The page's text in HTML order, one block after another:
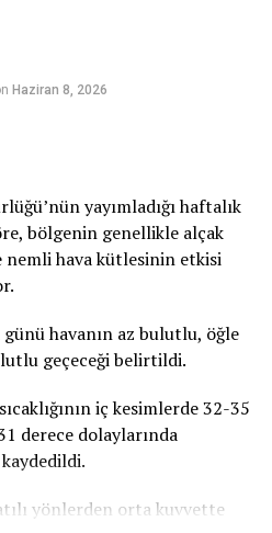
her katkının büyük önem
siyaset üstüdür, gelecek
Yapılacak her bağış,
her yardım eli,
geleceğine atılmış bir
ediyoruz” dedi.
Eğitim Verilecek
kaynakçılık,
oto elektrik, oto kaporta,
KKTC’nin mesleki
sağlaması ve
artırması hedefleniyor.
Haziran 8, 2026
yayımladığı haftalık
bölgenin genellikle alçak
nemli hava kütlesinin etkisi
havanın az bulutlu, öğle
geçeceği belirtildi.
iç kesimlerde 32-35
derece dolaylarında
yönlerden orta kuvvette